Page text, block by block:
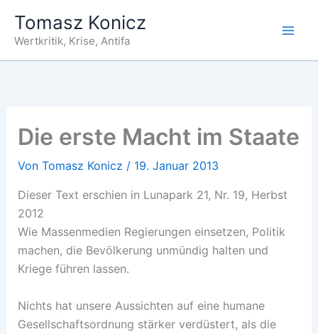
Inhalt
springen
Tomasz Konicz
Wertkritik, Krise, Antifa
Die erste Macht im Staate
Von Tomasz Konicz / 19. Januar 2013
Dieser Text erschien in Lunapark 21, Nr. 19, Herbst
2012
Wie Massenmedien Regierungen einsetzen, Politik
machen, die Bevölkerung unmündig halten und
Kriege führen lassen.
Nichts hat unsere Aussichten auf eine humane
Gesellschaftsordnung stärker verdüstert, als die